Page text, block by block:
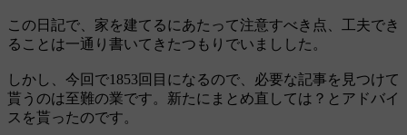
この日記で、家を建てるにあたって注意すべき点、工夫でき
ることは一通り書いてきたつもりでいましした。
しかし、今回で1853回目になるので、必要な記事を見つけて
貰うのは至難の業です。新たにまとめ直しては？とアドバイ
スを貰ったのです。